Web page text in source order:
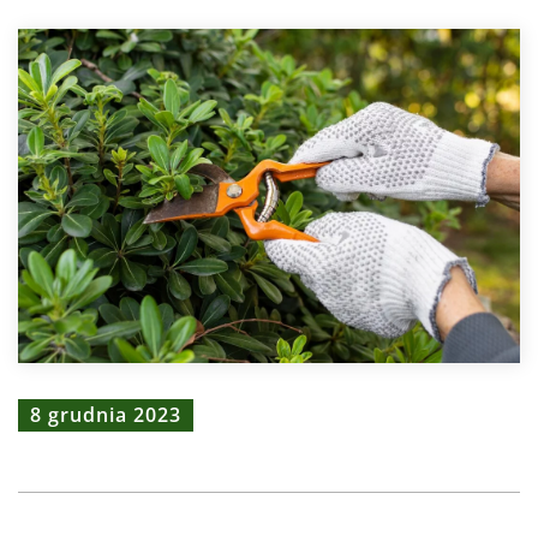
8 grudnia 2023